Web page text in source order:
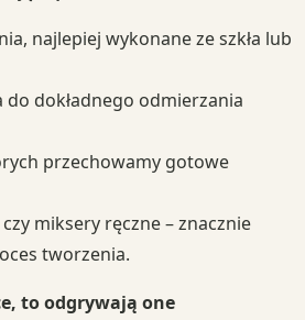
najlepiej wykonane ze szkła lub
do dokładnego odmierzania
przechowamy gotowe
miksery ręczne – znacznie
tworzenia.
to odgrywają one